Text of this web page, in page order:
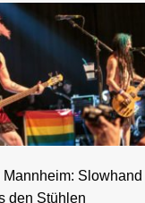
Mannheim:
den Stühlen